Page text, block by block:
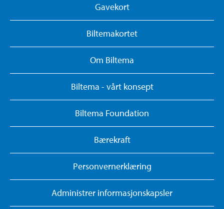
Gavekort
Biltemakortet
Om Biltema
Biltema - vårt konsept
Biltema Foundation
Bærekraft
Personvernerklæring
Administrer informasjonskapsler